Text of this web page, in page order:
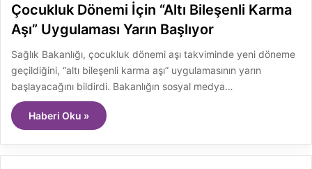
Çocukluk Dönemi İçin “Altı Bileşenli Karma
Aşı” Uygulaması Yarın Başlıyor
Sağlık Bakanlığı, çocukluk dönemi aşı takviminde yeni döneme
geçildiğini, “altı bileşenli karma aşı” uygulamasının yarın
başlayacağını bildirdi. Bakanlığın sosyal medya…
Haberi Oku »